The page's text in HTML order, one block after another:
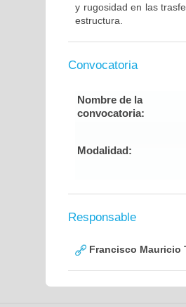
y rugosidad en las
estructura.
Convocatoria
Nombre de la
convocatoria:
Modalidad:
Responsable
Francisco Mauricio